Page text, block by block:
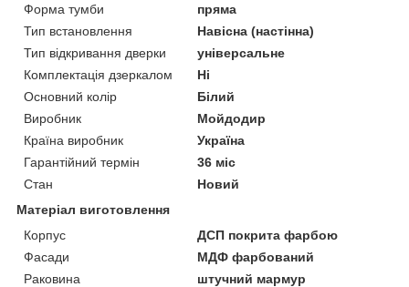
Форма тумби
пряма
Тип встановлення
Навісна (настінна)
Тип відкривання дверки
універсальне
Комплектація дзеркалом
Ні
Основний колір
Білий
Виробник
Мойдодир
Країна виробник
Україна
Гарантійний термін
36 міс
Стан
Новий
Матеріал виготовлення
Корпус
ДСП покрита фарбою
Фасади
МДФ фарбований
Раковина
штучний мармур